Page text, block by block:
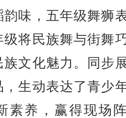
味，五年级舞狮
将民族舞与街舞
文化魅力。同步
，生动表达了青少
素养，赢得现场